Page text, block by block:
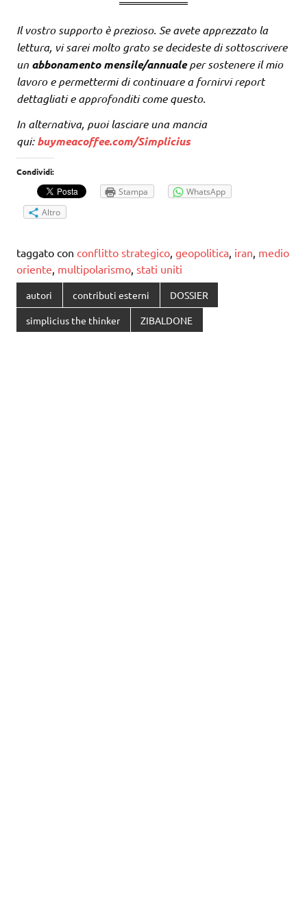
Il vostro supporto è prezioso. Se avete apprezzato la
lettura, vi sarei molto grato se decideste di sottoscrivere
un abbonamento mensile/annualeper sostenere il mio
lavoro e permettermi di continuare a fornirvi report
dettagliati e approfonditi come questo.
In alternativa, puoi lasciare una mancia
qui:buymeacoffee.com/Simplicius
Condividi:
Stampa
WhatsApp
Altro
taggato con conflitto strategico, geopolitica, iran, medio
oriente, multipolarismo, stati uniti
autori contributi esterni DOSSIER
simplicius the thinker ZIBALDONE